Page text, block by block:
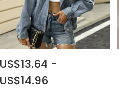
US$13.64 -
US$14.96